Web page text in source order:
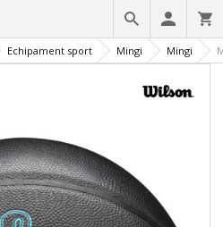
Echipament sport Mingi Mingi